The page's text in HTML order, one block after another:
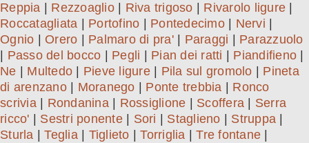
Reppia
Rezzoaglio| Riva trigoso Rivarolo ligure
Roccatagliata
Portofino Pontedecimo| Nervi
Ognio
Orero Palmaro di pra'| Paraggi
Parazzuolo
Passo del bocco Pegli Pian dei ratti Piandifieno
Ne
Multedo Pieve ligure| Pila sul gromolo
Pineta
di arenzano| Moranego Ponte trebbia
Ronco
scrivia| Rondanina| Rossiglione Scoffera
Serra
ricco'
Sestri ponente| Sori Staglieno Struppa
Sturla |Teglia| Tiglieto |Torriglia |Tre fontane